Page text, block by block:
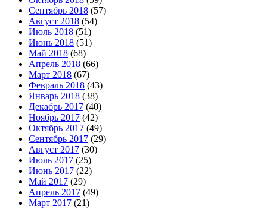
Сентябрь 2018 (57)
Август 2018 (54)
Июль 2018 (51)
Июнь 2018 (51)
Май 2018 (68)
Апрель 2018 (66)
Март 2018 (67)
Февраль 2018 (43)
Январь 2018 (38)
Декабрь 2017 (40)
Ноябрь 2017 (42)
Октябрь 2017 (49)
Сентябрь 2017 (29)
Август 2017 (30)
Июль 2017 (25)
Июнь 2017 (22)
Май 2017 (29)
Апрель 2017 (49)
Март 2017 (21)